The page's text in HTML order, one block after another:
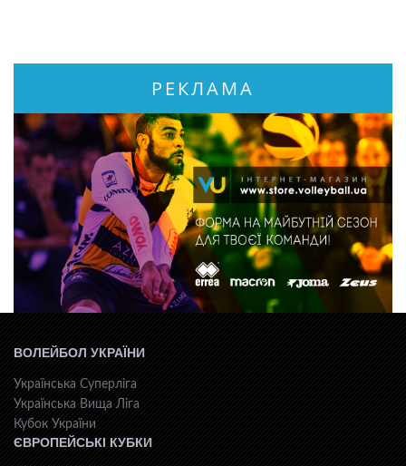
РЕКЛАМА
ВОЛЕЙБОЛ УКРАЇНИ
Українська Суперліга
Українська Вища Ліга
Кубок України
ЄВРОПЕЙСЬКІ КУБКИ